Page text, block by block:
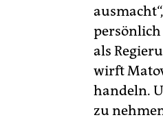
als
wirft
handeln.
zu